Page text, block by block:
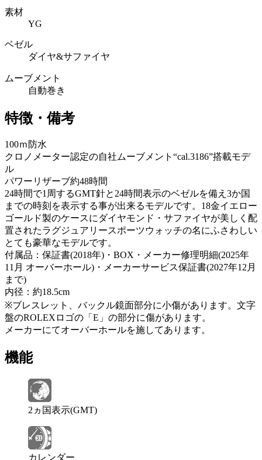
素材
YG
ベゼル
ダイヤ&サファイヤ
ムーブメント
自動巻き
特徴・備考
100ｍ防水
クロノメーター認定の自社ムーブメント“cal.3186”搭載モデ
ル
パワーリザーブ約48時間
24時間で1周するGMT針と24時間表示のベゼルを備え3か国
までの時刻を表示する事が出来るモデルです。18金イエロー
ゴールド製のケースにダイヤモンド・サファイヤが美しく配
置されたラグジュアリースポーツウォッチの名にふさわしい
とても豪華なモデルです。
付属品：保証書(2018年)・BOX・メーカー修理明細(2025年
11月 オーバーホール)・メーカーサービス保証書(2027年12月
まで)
内径：約18.5cm
※ブレスレット、バックル鏡面部分に小傷があります。文字
盤のROLEXロゴの「E」の部分に傷があります。
メーカーにてオーバーホールを施してあります。
機能
2ヵ国表示(GMT)
カレンダー